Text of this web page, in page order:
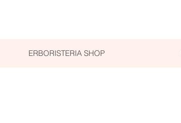
ERBORISTERIA SHOP